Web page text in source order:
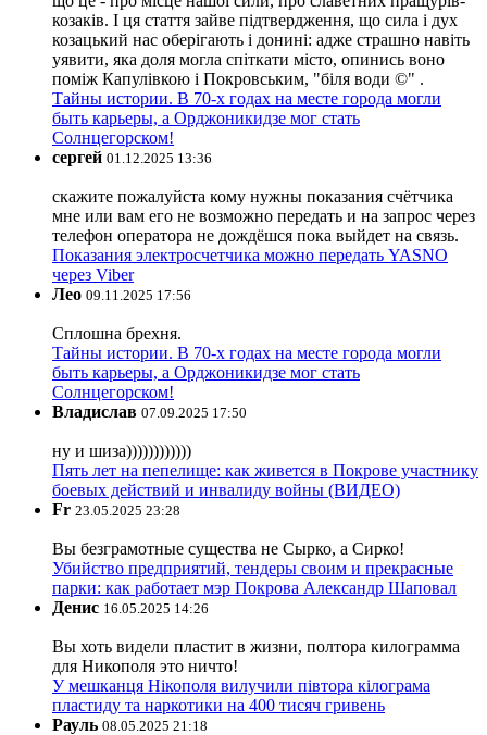
козаків. І ця стаття зайве підтвердження, що сила і дух
козацький нас оберігають і донині: адже страшно навіть
уявити, яка доля могла спіткати місто, опинись воно
поміж Капулівкою і Покровським, "біля води ©" .
Тайны истории. В 70-х годах на месте города могли
быть карьеры, а Орджоникидзе мог стать
Солнцегорском!
сергей 01.12.2025 13:36
скажите пожалуйста кому нужны показания счётчика
мне или вам его не возможно передать и на запрос через
телефон оператора не дождёшся пока выйдет на связь.
Показания электросчетчика можно передать YASNO
через Viber
Лео 09.11.2025 17:56
Сплошна брехня.
Тайны истории. В 70-х годах на месте города могли
быть карьеры, а Орджоникидзе мог стать
Солнцегорском!
Владислав 07.09.2025 17:50
ну и шиза))))))))))))
Пять лет на пепелище: как живется в Покрове участнику
боевых действий и инвалиду войны (ВИДЕО)
Fr 23.05.2025 23:28
Вы безграмотные существа не Сырко, а Сирко!
Убийство предприятий, тендеры своим и прекрасные
парки: как работает мэр Покрова Александр Шаповал
Денис 16.05.2025 14:26
Вы хоть видели пластит в жизни, полтора килограмма
для Никополя это ничто!
У мешканця Нікополя вилучили півтора кілограма
пластиду та наркотики на 400 тисяч гривень
Рауль 08.05.2025 21:18